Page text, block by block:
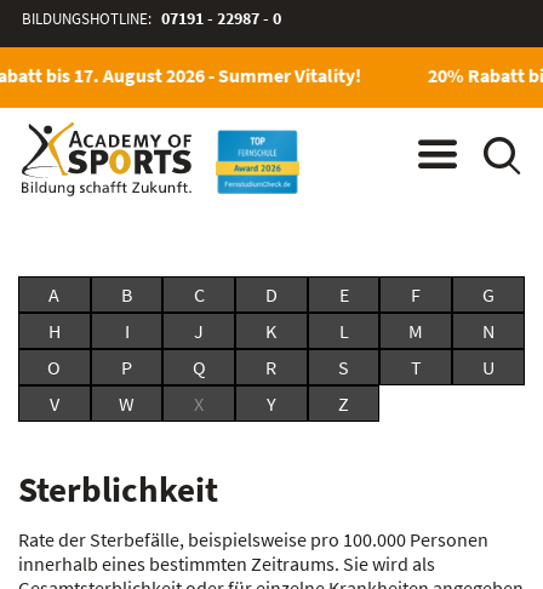
BILDUNGSHOTLINE: 07191 - 22987 - 0
bis 17. August 2026 - Summer Vitality! 20% Rabatt
A B C D E F
G
H
I J K L M
N
O
P Q R S T
U
V
W X Y Z
Sterblichkeit
Rate der Sterbefälle, beispielsweise pro 100.000 Personen
innerhalb eines bestimmten Zeitraums. Sie wird als